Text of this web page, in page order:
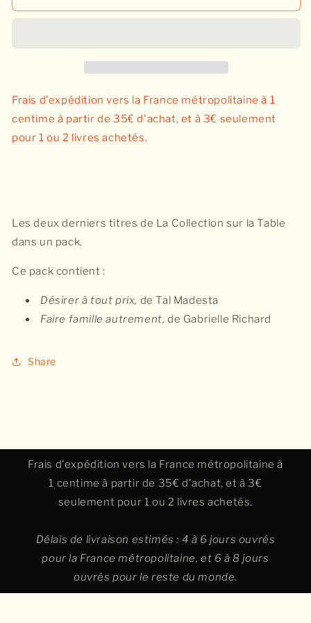
Pack
Pack
Frais d'expédition vers la France métropolitaine à 1
centime à partir de 35€ d'achat, et à 3€ seulement
pour 1 ou 2 livres achetés.
Les deux derniers titres de La Collection sur la Table
dans un pack.
Ce pack contient :
Désirer à tout prix, de Tal Madesta
Faire famille autrement, de Gabrielle Richard
Share
Frais d'expédition vers la France métropolitaine à
1 centime à partir de 35€ d'achat, et à 3€
seulement pour 1 ou 2 livres achetés.
Délais de livraison estimés : 4 à 6 jours ouvrés
pour la France métropolitaine, et 6 à 8 jours
ouvrés pour le reste du monde.